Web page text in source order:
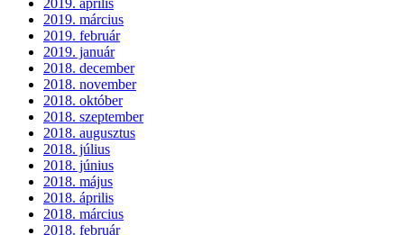
2019. április
2019. március
2019. február
2019. január
2018. december
2018. november
2018. október
2018. szeptember
2018. augusztus
2018. július
2018. június
2018. május
2018. április
2018. március
2018. február